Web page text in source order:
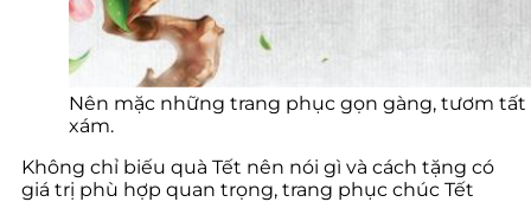
Nên mặc những trang phục gọn gàng, tươm
xám.
Không chỉ biếu quà Tết nên nói gì và cách tặng có
giá trị phù hợp quan trọng, trang phục chúc Tết